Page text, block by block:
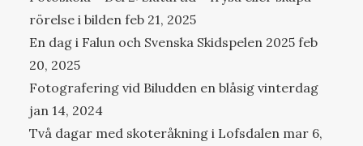
rörelse i bilden feb 21, 2025
En dag i Falun och Svenska Skidspelen 2025 feb
20, 2025
Fotografering vid Biludden en blåsig vinterdag
jan 14, 2024
Två dagar med skoteråkning i Lofsdalen mar 6,